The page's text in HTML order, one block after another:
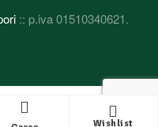
Wishlist
:: p.iva 01510340621.